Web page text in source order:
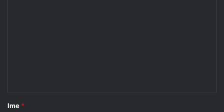
r
Ime *